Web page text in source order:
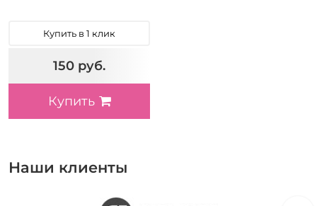
Купить в 1 клик
150 руб.
Купить
Наши клиенты